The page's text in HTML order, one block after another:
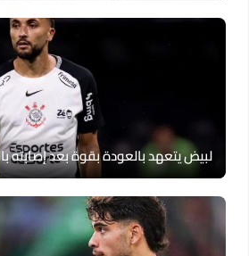
لبيض يتعهد بالعودة بقوة بعد إصابته